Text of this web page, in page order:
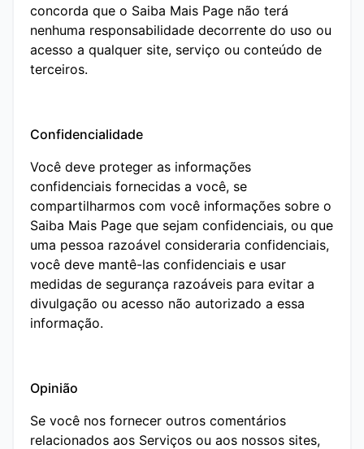
concorda que o Saiba Mais Page não terá
nenhuma responsabilidade decorrente do uso ou
acesso a qualquer site, serviço ou conteúdo de
terceiros.
Confidencialidade
Você deve proteger as informações
confidenciais fornecidas a você, se
compartilharmos com você informações sobre o
Saiba Mais Page que sejam confidenciais, ou que
uma pessoa razoável consideraria confidenciais,
você deve mantê-las confidenciais e usar
medidas de segurança razoáveis ​​para evitar a
divulgação ou acesso não autorizado a essa
informação.
Opinião
Se você nos fornecer outros comentários
relacionados aos Serviços ou aos nossos sites,